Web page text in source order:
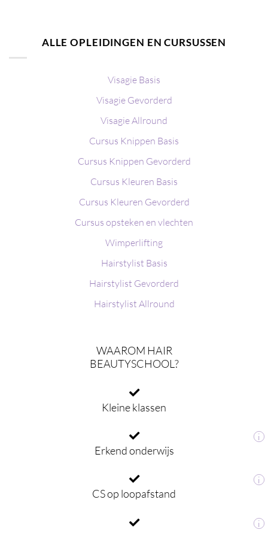
ALLE OPLEIDINGEN EN CURSUSSEN
Visagie Basis
Visagie Gevorderd
Visagie Allround
Cursus Knippen Basis
Cursus Knippen Gevorderd
Cursus Kleuren Basis
Cursus Kleuren Gevorderd
Cursus opsteken en vlechten
Wimperlifting
Hairstylist Basis
Hairstylist Gevorderd
Hairstylist Allround
WAAROM HAIR
BEAUTYSCHOOL?
Kleine klassen
i
Erkend onderwijs
i
CS op loopafstand
i